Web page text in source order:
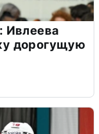
Ивлеева
дорогущую